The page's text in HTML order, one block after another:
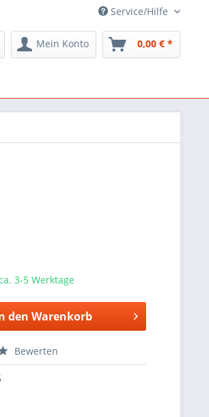
Service/Hilfe
Mein Konto 0,00 € *
3-5 Werktage
den Warenkorb
Bewerten